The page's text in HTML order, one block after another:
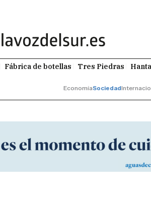
Fábrica de botellas Tres Piedras
EconomíaSociedad